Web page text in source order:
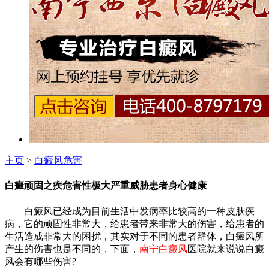
主页 > 白癜风危害
白癜顽固之疾危害性极大严重威胁患者身心健康
白癜风已经成为目前生活中发病率比较高的一种皮肤疾
病，它的顽固性非常大，给患者带来非常大的伤害，给患者的
生活造成非常大的困扰，其实对于不同的患者群体，白癜风所
产生的伤害也是不同的，下面， 南宁白癜风医院就来说说白癜
风会有哪些伤害?